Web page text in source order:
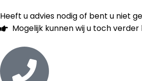
Heeft u advies nodig of bent u niet
Mogelijk kunnen wij u toch